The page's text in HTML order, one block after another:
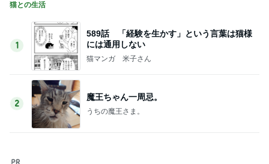
3
夏はネバネバ
母さんは今日も世話をやく
4